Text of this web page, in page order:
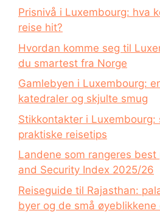
Prisnivå i Luxembourg: hva
reise hit?
Hvordan komme seg til
du smartest fra Norge
Gamlebyen i Luxembourg:
katedraler og skjulte smug
Stikkontakter i
praktiske reisetips
Landene som rangeres best
and Security Index 2025/26
Reiseguide til Rajasthan:
byer og de små